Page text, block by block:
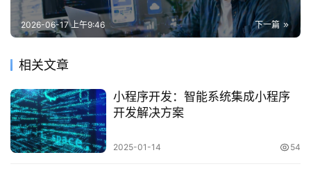
下一篇
2026-06-17 上午9:46
相关文章
小程序开发：智能系统集成小程序
开发解决方案
2025-01-14 54